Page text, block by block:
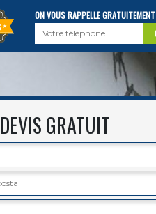
ON VOUS RAPPELLE GRATUITEMENT
DEVIS GRATUIT